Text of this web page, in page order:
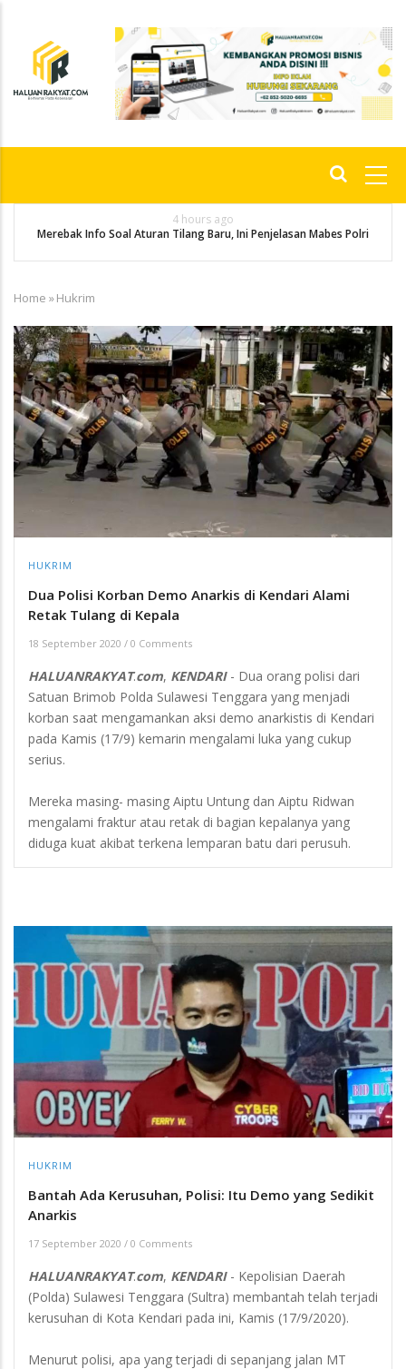
content
4 hours ago
Merebak Info Soal Aturan Tilang Baru, Ini Penjelasan Mabes Polri
Breadcrumb
Home »Hukrim
HUKRIM
Dua Polisi Korban Demo Anarkis di Kendari Alami
Retak Tulang di Kepala
18 September 2020 / 0 Comments
HALUANRAKYAT.com, KENDARI- Dua orang polisi dari
Satuan Brimob Polda Sulawesi Tenggara yang menjadi
korban saat mengamankan aksi demo anarkistis di Kendari
pada Kamis (17/9) kemarin mengalami luka yang cukup
serius.
Mereka masing- masing Aiptu Untung dan Aiptu Ridwan
mengalami fraktur atau retak di bagian kepalanya yang
diduga kuat akibat terkena lemparan batu dari perusuh.
HUKRIM
Bantah Ada Kerusuhan, Polisi: Itu Demo yang Sedikit
Anarkis
17 September 2020 / 0 Comments
HALUANRAKYAT.com, KENDARI- Kepolisian Daerah
(Polda) Sulawesi Tenggara (Sultra) membantah telah terjadi
kerusuhan di Kota Kendari pada ini, Kamis (17/9/2020).
Menurut polisi, apa yang terjadi di sepanjang jalan MT